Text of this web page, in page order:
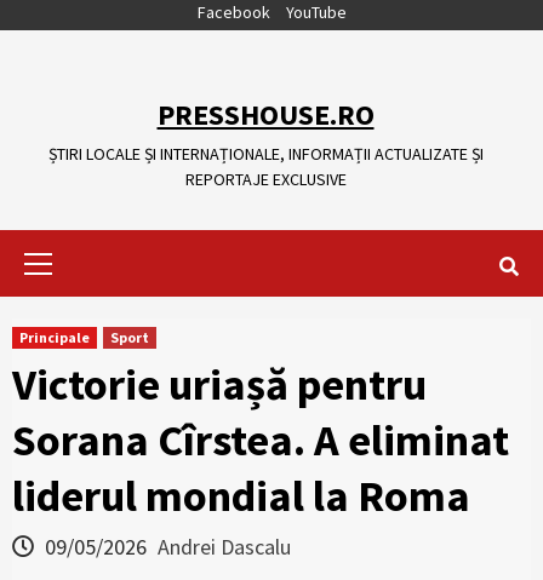
Facebook YouTube
PRESSHOUSE.RO
ȘTIRI LOCALE ȘI INTERNAȚIONALE, INFORMAȚII ACTUALIZATE ȘI
REPORTAJE EXCLUSIVE
Principale Sport
Victorie uriașă pentru
Sorana Cîrstea. A eliminat
liderul mondial la Roma
09/05/2026 Andrei Dascalu